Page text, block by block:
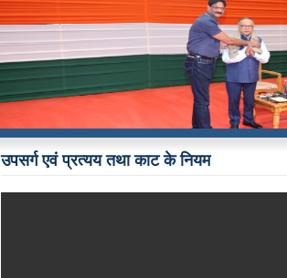
उपसर्ग एवं प्रत्यय तथा काट के नियम